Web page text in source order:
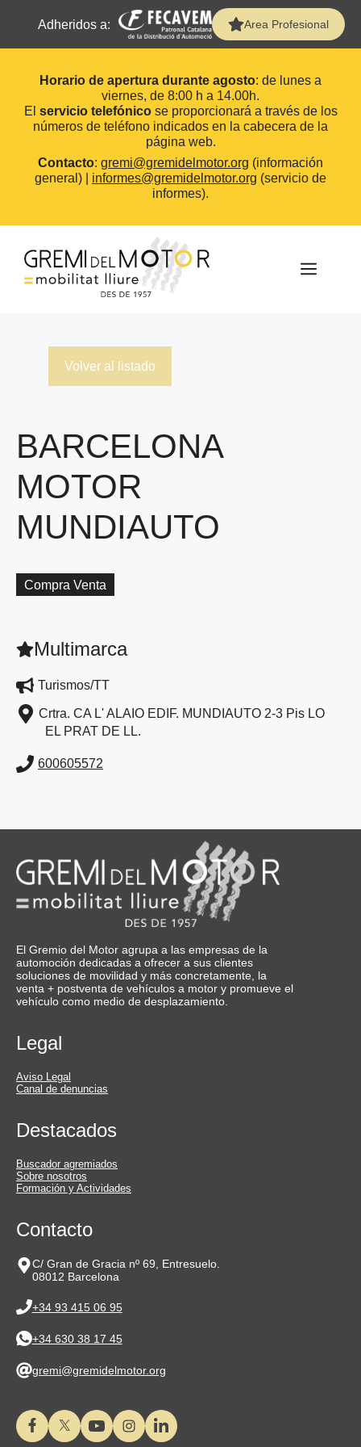
Adheridos a: Area Profesional
Horario de apertura durante agosto: de lunes a
viernes, de 8:00 h a 14.00h.
El servicio telefónicose proporcionará a través de los
números de teléfono indicados en la cabecera de la
página web.
Contacto: gremi@gremidelmotor.org (información
general) | informes@gremidelmotor.org (servicio de
informes).
contenido
Volver al listado
BARCELONA
MOTOR
MUNDIAUTO
Compra Venta
Multimarca
Turismos/TT
Crtra. CA L' ALAIO EDIF. MUNDIAUTO 2-3 Pis LO
EL PRAT DE LL.
600605572
El Gremio del Motor agrupa a las empresas de la
automoción dedicadas a ofrecer a sus clientes
soluciones de movilidad y más concretamente, la
venta + postventa de vehículos a motor y promueve el
vehículo como medio de desplazamiento.
Legal
Aviso Legal
Canal de denuncias
Destacados
Buscador agremiados
Sobre nosotros
Formación y Actividades
Contacto
C/ Gran de Gracia nº 69, Entresuelo.
08012 Barcelona
+34 93 415 06 95
+34 630 38 17 45
gremi@gremidelmotor.org